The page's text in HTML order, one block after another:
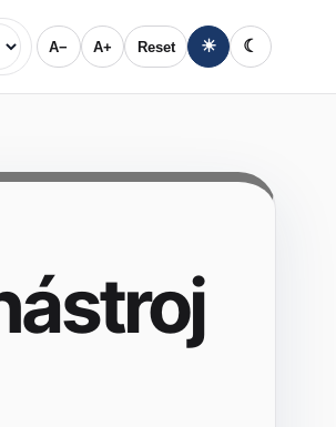
A− A+ Reset ☀ ☾